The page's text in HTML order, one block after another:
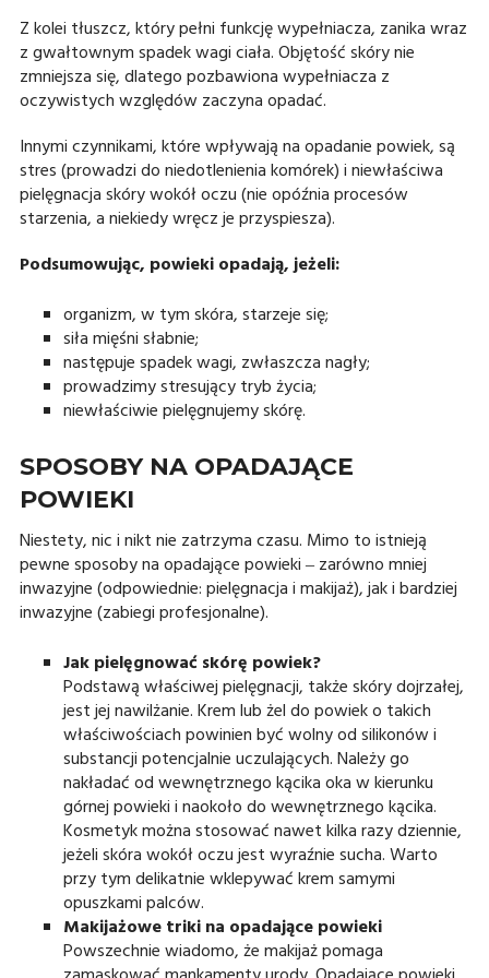
Z kolei tłuszcz, który pełni funkcję wypełniacza, zanika wraz
z gwałtownym spadek wagi ciała. Objętość skóry nie
zmniejsza się, dlatego pozbawiona wypełniacza z
oczywistych względów zaczyna opadać.
Innymi czynnikami, które wpływają na opadanie powiek, są
stres (prowadzi do niedotlenienia komórek) i niewłaściwa
pielęgnacja skóry wokół oczu (nie opóźnia procesów
starzenia, a niekiedy wręcz je przyspiesza).
Podsumowując, powieki opadają, jeżeli:
organizm, w tym skóra, starzeje się;
siła mięśni słabnie;
następuje spadek wagi, zwłaszcza nagły;
prowadzimy stresujący tryb życia;
niewłaściwie pielęgnujemy skórę.
SPOSOBY NA OPADAJĄCE
POWIEKI
Niestety, nic i nikt nie zatrzyma czasu. Mimo to istnieją
pewne sposoby na opadające powieki ‒ zarówno mniej
inwazyjne (odpowiednie: pielęgnacja i makijaż), jak i bardziej
inwazyjne (zabiegi profesjonalne).
Jak pielęgnować skórę powiek?
Podstawą właściwej pielęgnacji, także skóry dojrzałej,
jest jej nawilżanie. Krem lub żel do powiek o takich
właściwościach powinien być wolny od silikonów i
substancji potencjalnie uczulających. Należy go
nakładać od wewnętrznego kącika oka w kierunku
górnej powieki i naokoło do wewnętrznego kącika.
Kosmetyk można stosować nawet kilka razy dziennie,
jeżeli skóra wokół oczu jest wyraźnie sucha. Warto
przy tym delikatnie wklepywać krem samymi
opuszkami palców.
Makijażowe triki na opadające powieki
Powszechnie wiadomo, że makijaż pomaga